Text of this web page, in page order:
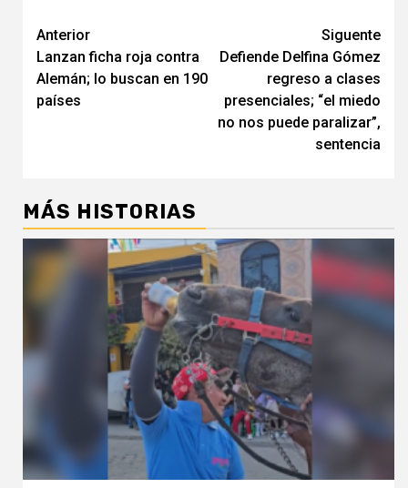
Navegación
de
entradas
Anterior
Lanzan ficha roja contra
Alemán; lo buscan en 190
países
Siguente
Defiende Delfina Gómez
regreso a clases
presenciales; “el miedo
no nos puede paralizar”,
sentencia
MÁS HISTORIAS